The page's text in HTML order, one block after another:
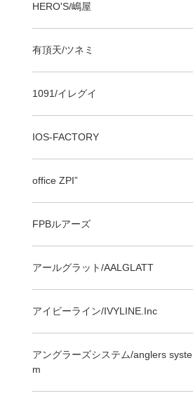
HERO'S/嶋屋
有頂天/ツネミ
1091/イレグイ
IOS-FACTORY
office ZPI”
FPBルアーズ
アールグラット/AALGLATT
アイビーライン/IVYLINE.Inc
アングラーズシステム/anglers syste
m